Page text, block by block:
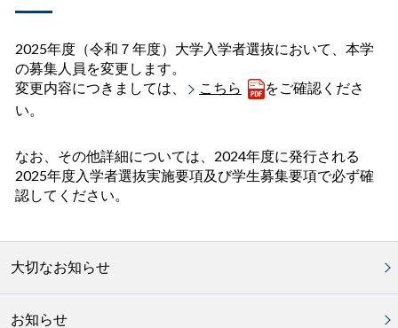
2025年度（令和７年度）大学入学者選抜において、本学
の募集人員を変更します。
変更内容につきましては、
こちら
をご確認くださ
い。
なお、その他詳細については、2024年度に発行される
2025年度入学者選抜実施要項及び学生募集要項で必ず確
認してください。
大切なお知らせ
お知らせ